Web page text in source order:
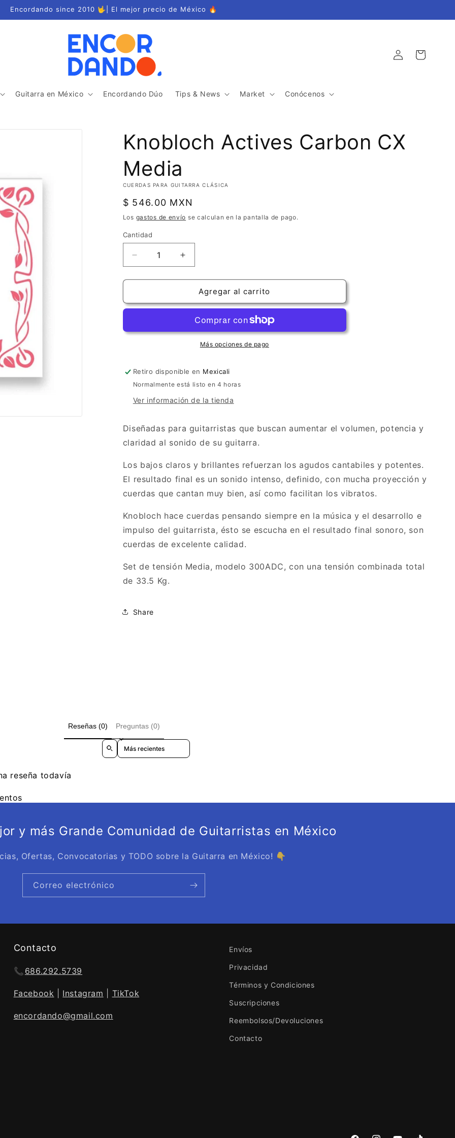
Encordando since 2010 🤟| El mejor precio de México 🔥
Guitarra en México Encordando Dúo Tips & News Market Conócenos
Iniciar
sesión
Carrito
Knobloch Actives Carbon CX
Media
CUERDAS PARA GUITARRA CLÁSICA
Precio
habitual
$ 546.00 MXN
Los gastos de envío se calculan en la pantalla de pago.
Cantidad
Cantidad
Reducir
cantidad
para
Actives
Media
Aumentar
cantidad
para
Knobloch
Actives
Media
Agregar al carrito
Más opciones de pago
Retiro disponible en Mexicali
Normalmente está listo en 4 horas
Ver información de la tienda
Diseñadas para guitarristas que buscan aumentar el volumen, potencia y
claridad al sonido de su guitarra.
Los bajos claros y brillantes refuerzan los agudos cantabiles y potentes.
El resultado final es un sonido intenso, definido, con mucha proyección y
cuerdas que cantan muy bien, así como facilitan los vibratos.
Knobloch hace cuerdas pensando siempre en la música y el desarrollo e
impulso del guitarrista, ésto se escucha en el resultado final sonoro, son
cuerdas de excelente calidad.
Set de tensión Media, modelo 300ADC, con una tensión combinada total
de 33.5 Kg.
Share
Reseñas (0) Preguntas (0)
Sort reviews by
reseña todavía
y más Grande Comunidad de Guitarristas en México
Ofertas, Convocatorias y TODO sobre la Guitarra en México! 👇
Correo electrónico
Contacto
📞 686.292.5739
Facebook Instagram TikTok
encordando@gmail.com
Envíos
Privacidad
Términos y Condiciones
Suscripciones
Reembolsos/Devoluciones
Contacto